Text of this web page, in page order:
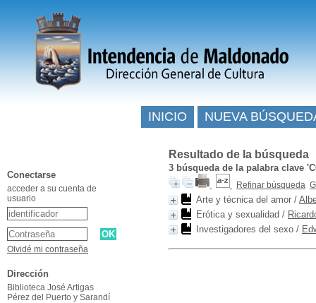
Resultado de la búsqueda
3 búsqueda de la palabra clave
Refinar búsqueda
Arte y técnica del amor /
Erótica y sexualidad /
Investigadores del sexo /
INICIO NUEVA
Conectarse
acceder a su cuenta de
usuario
Olvidé mi contraseña
Dirección
Biblioteca José Artigas
Pérez del Puerto y Sarandí